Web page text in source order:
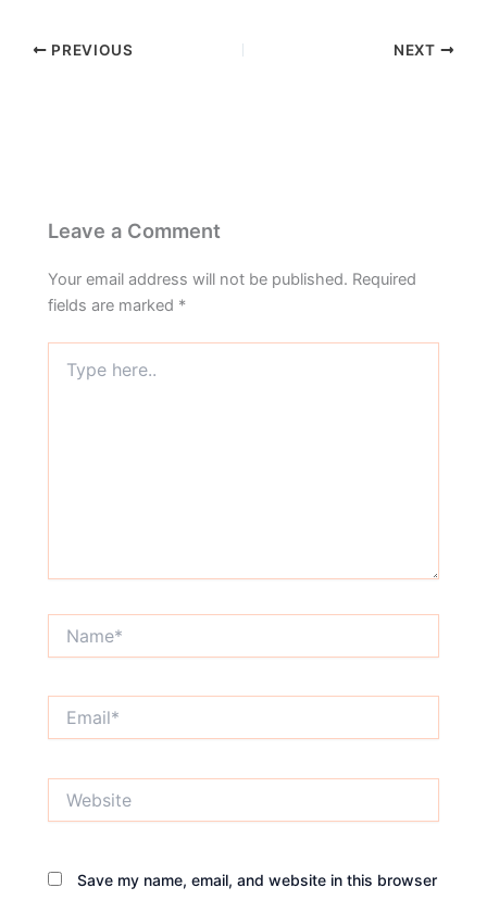
PREVIOUS NEXT
Leave a Comment
Your email address will not be published. Required
fields are marked *
here..
Save my name, email, and website in this browser